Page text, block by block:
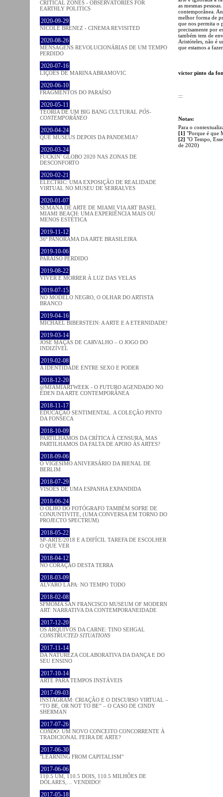
CRITICAL ZONES - OBSERVATORIES FOR
EARTHLY POLITICS
2020-09-29
NICOLE BRENEZ - CINEMA REVISITED
2020-08-26
MENSAGENS REVOLUCIONÁRIAS DE UM TEMPO
PERDIDO
2020-07-16
LIÇÕES DE MARINA ABRAMOVIC
2020-06-10
FRAGMENTOS DO PARAÍSO
2020-05-11
TEORIA DE UM BIG BANG CULTURAL PÓS-
CONTEMPORÂNEO
2020-04-24
QUE MUSEUS DEPOIS DA PANDEMIA?
2020-03-24
FUCKIN’ GLOBO 2020 NAS ZONAS DE
DESCONFORTO
2020-02-21
ELECTRIC: UMA EXPOSIÇÃO DE REALIDADE
VIRTUAL NO MUSEU DE SERRALVES
2020-01-07
SEMANA DE ARTE DE MIAMI VIA ART BASEL
MIAMI BEACH: UMA EXPERIÊNCIA MAIS OU
MENOS ESTÉTICA
2019-11-12
36º PANORAMA DA ARTE BRASILEIRA
2019-10-06
PARAÍSO PERDIDO
2019-08-22
VIVER E MORRER À LUZ DAS VELAS
2019-07-15
NO MODELO NEGRO, O OLHAR DO ARTISTA
BRANCO
2019-04-16
MICHAEL BIBERSTEIN: A ARTE E A ETERNIDADE!
2019-03-14
JOSÉ MAÇÃS DE CARVALHO – O JOGO DO
INDIZÍVEL
2019-02-08
A IDENTIDADE ENTRE SEXO E PODER
2018-12-20
@MIAMIARTWEEK - O FUTURO AGENDADO NO
ÉDEN DA ARTE CONTEMPORÂNEA
2018-11-17
EDUCAÇÃO SENTIMENTAL. A COLEÇÃO PINTO
DA FONSECA
2018-10-09
PARTILHAMOS DA CRÍTICA À CENSURA, MAS
PARTILHAMOS DA FALTA DE APOIO ÀS ARTES?
2018-09-06
O VIGÉSIMO ANIVERSÁRIO DA BIENAL DE
BERLIM
2018-07-29
VISÕES DE UMA ESPANHA EXPANDIDA
2018-06-24
O OLHO DO FOTÓGRAFO TAMBÉM SOFRE DE
CONJUNTIVITE, (UMA CONVERSA EM TORNO DO
PROJECTO SPECTRUM)
2018-05-22
SP-ARTE/2018 E A DIFÍCIL TAREFA DE ESCOLHER
O QUE VER
2018-04-12
NO CORAÇÂO DESTA TERRA
2018-03-09
ÁLVARO LAPA: NO TEMPO TODO
2018-02-08
SFMOMA SAN FRANCISCO MUSEUM OF MODERN
ART: NARRATIVA DA CONTEMPORANEIDADE
2017-12-20
OS ARQUIVOS DA CARNE: TINO SEHGAL
CONSTRUCTED SITUATIONS
2017-11-14
DA NATUREZA COLABORATIVA DA DANÇA E DO
SEU ENSINO
2017-10-14
ARTE PARA TEMPOS INSTÁVEIS
2017-09-03
INSTAGRAM: CRIAÇÃO E O DISCURSO VIRTUAL –
“TO BE, OR NOT TO BE” – O CASO DE CINDY
SHERMAN
2017-07-26
CONDO: UM NOVO CONCEITO CONCORRENTE À
TRADICIONAL FEIRA DE ARTE?
2017-06-30
"LEARNING FROM CAPITALISM"
2017-06-06
110.5 UM, 110.5 DOIS, 110.5 MILHÕES DE
DÓLARES,… VENDIDO!
2017-05-18
as mesmas
contemporânea.
melhor forma de
que nos permita o
precisamente por
também tem de
Aristóteles, não é
que estamos a
victor pinto da
:::
Notas:
Para o
[1] "Porque é que
[2] "O Tempo,
de 2020)